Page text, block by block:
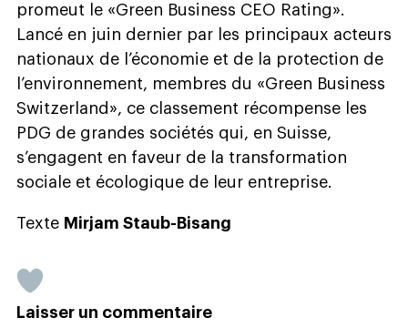
promeut le «Green Business CEO Rating».
Lancé en juin dernier par les principaux acteurs
nationaux de l’économie et de la protection de
l’environnement, membres du «Green Business
Switzerland», ce classement récompense les
PDG de grandes sociétés qui, en Suisse,
s’engagent en faveur de la transformation
sociale et écologique de leur entreprise.
Texte Mirjam Staub-Bisang
Laisser un commentaire